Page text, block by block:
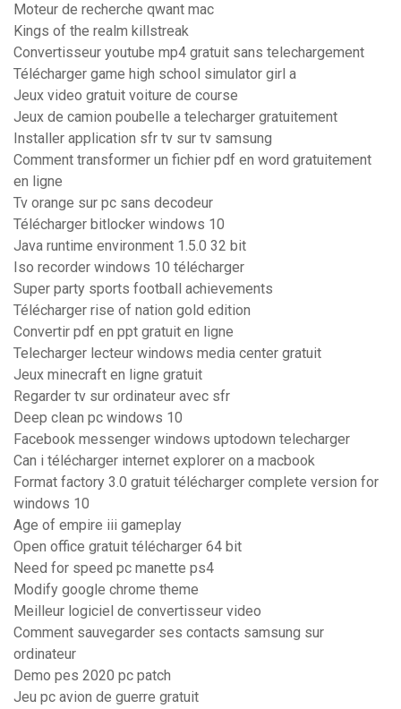
Moteur de recherche qwant mac
Kings of the realm killstreak
Convertisseur youtube mp4 gratuit sans telechargement
Télécharger game high school simulator girl a
Jeux video gratuit voiture de course
Jeux de camion poubelle a telecharger gratuitement
Installer application sfr tv sur tv samsung
Comment transformer un fichier pdf en word gratuitement
en ligne
Tv orange sur pc sans decodeur
Télécharger bitlocker windows 10
Java runtime environment 1.5.0 32 bit
Iso recorder windows 10 télécharger
Super party sports football achievements
Télécharger rise of nation gold edition
Convertir pdf en ppt gratuit en ligne
Telecharger lecteur windows media center gratuit
Jeux minecraft en ligne gratuit
Regarder tv sur ordinateur avec sfr
Deep clean pc windows 10
Facebook messenger windows uptodown telecharger
Can i télécharger internet explorer on a macbook
Format factory 3.0 gratuit télécharger complete version for
windows 10
Age of empire iii gameplay
Open office gratuit télécharger 64 bit
Need for speed pc manette ps4
Modify google chrome theme
Meilleur logiciel de convertisseur video
Comment sauvegarder ses contacts samsung sur
ordinateur
Demo pes 2020 pc patch
Jeu pc avion de guerre gratuit